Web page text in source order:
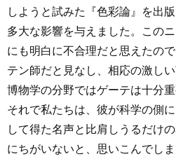
しようと試みた『色彩論』を出
多大な影響を与えました。この
にも明白に不合理だと思えたの
テン師だと見なし、相応の激し
博物学の分野ではゲーテは十分
それで私たちは、彼が科学の側
して得た名声と比肩しうるだけ
にちがいないと、思いこんでし